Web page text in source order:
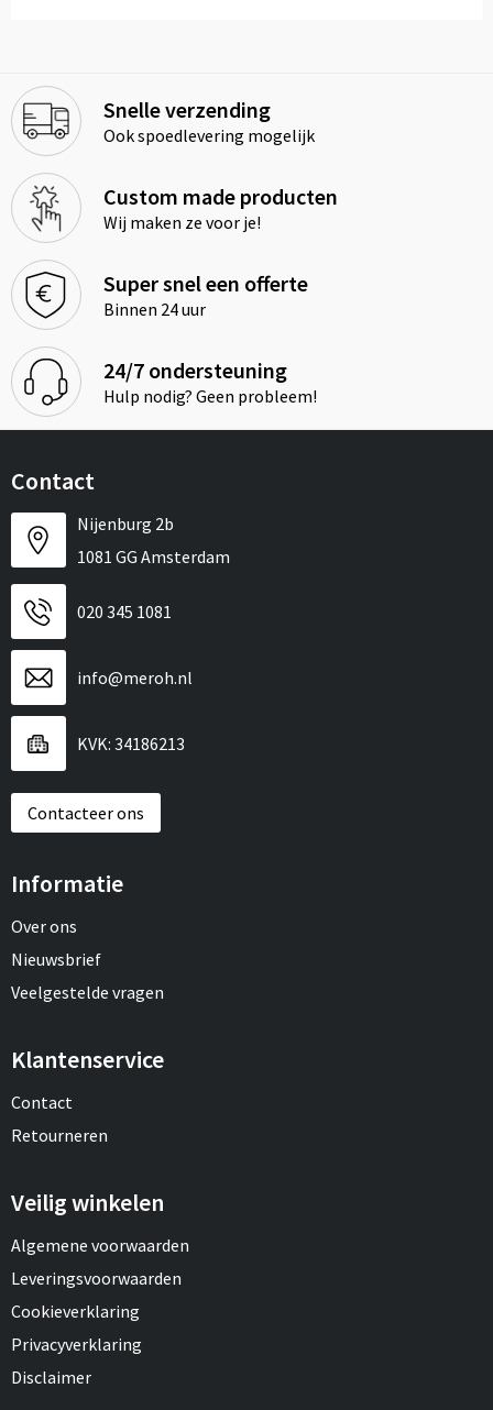
Snelle verzending
Ook spoedlevering mogelijk
Custom made producten
Wij maken ze voor je!
Super snel een offerte
Binnen 24 uur
24/7 ondersteuning
Hulp nodig? Geen probleem!
Contact
Nijenburg 2b
1081 GG Amsterdam
020 345 1081
info@meroh.nl
KVK: 34186213
Contacteer ons
Informatie
Over ons
Nieuwsbrief
Veelgestelde vragen
Klantenservice
Contact
Retourneren
Veilig winkelen
Algemene voorwaarden
Leveringsvoorwaarden
Cookieverklaring
Privacyverklaring
Disclaimer